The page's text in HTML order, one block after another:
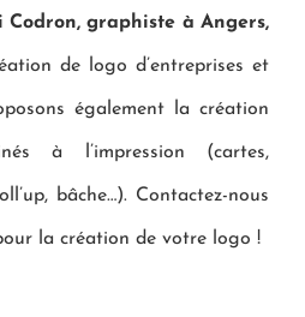
Codron, graphiste à Angers,
de logo d’entreprises et
également la création
à l’impression (cartes,
bâche…). Contactez-nous
la création de votre logo !